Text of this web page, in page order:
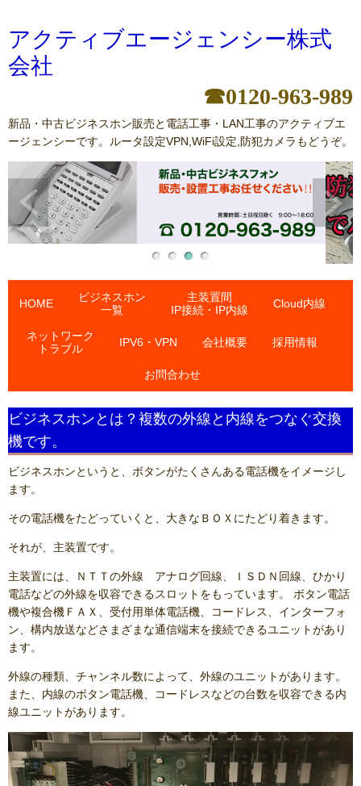
アクティブエージェンシー株式
会社
☎0120-963-989
新品・中古ビジネスホン販売と電話工事・LAN工事のアクティブエ
ージェンシーです。ルータ設定VPN,WiFi設定,防犯カメラもどうぞ。
HOME
ビジネスホン
一覧
主装置間
IP接続・IP内線
Cloud内線
ネットワーク
トラブル
IPV6・VPN 会社概要 採用情報
お問合わせ
ビジネスホンとは？複数の外線と内線をつなぐ交換
機です。
ビジネスホンというと、ボタンがたくさんある電話機をイメージし
ます。
その電話機をたどっていくと、大きなＢＯＸにたどり着きます。
それが、主装置です。
主装置には、ＮＴＴの外線 アナログ回線、ＩＳＤＮ回線、ひかり
電話などの外線を収容できるスロットをもっています。 ボタン電話
機や複合機ＦＡＸ、受付用単体電話機、コードレス、インターフォ
ン、構内放送などさまざまな通信端末を接続できるユニットがあり
ます。
外線の種類、チャンネル数によって、外線のユニットがあります。
また、内線のボタン電話機、コードレスなどの台数を収容できる内
線ユニットがあります。